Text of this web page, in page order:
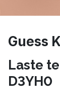
Guess
Laste
D3YH0